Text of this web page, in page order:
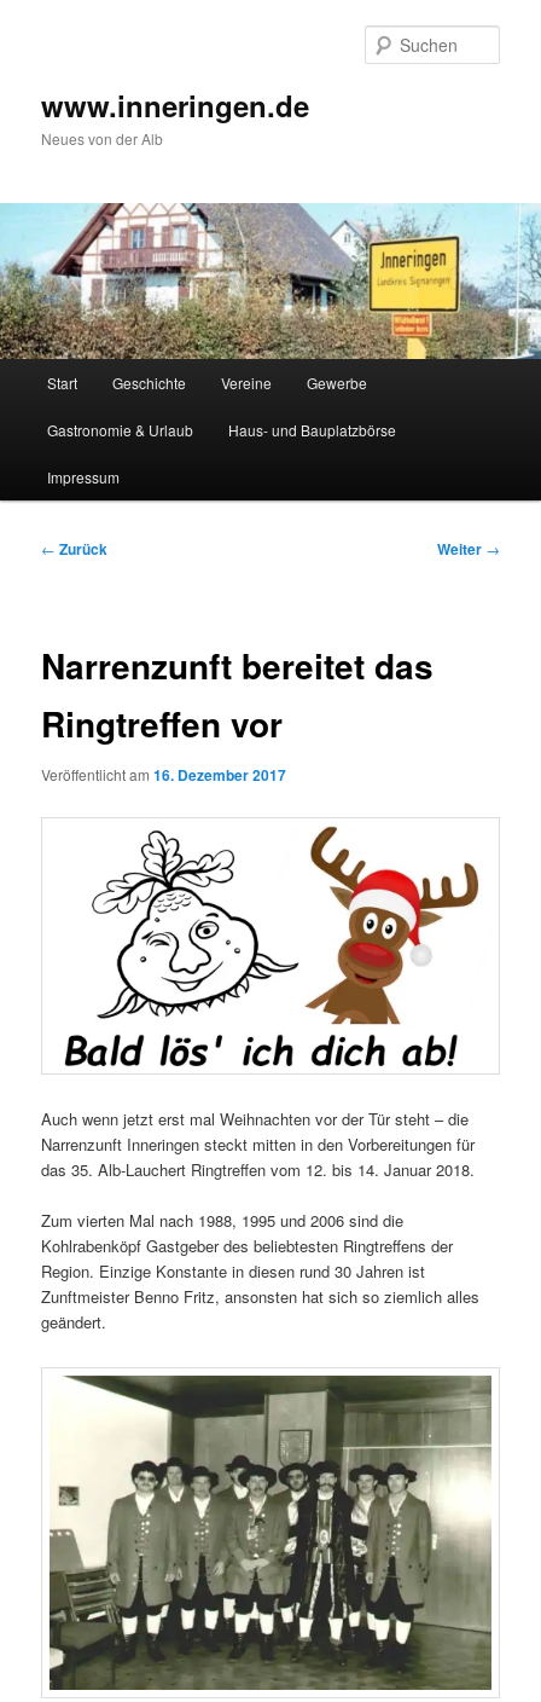
www.inneringen.de
Neues von der Alb
Start Geschichte Vereine Gewerbe
Gastronomie & Urlaub Haus- und Bauplatzbörse
Impressum
Beitragsnavigation
← Zurück Weiter →
Narrenzunft bereitet das
Ringtreffen vor
Veröffentlicht am16. Dezember 2017
Auch wenn jetzt erst mal Weihnachten vor der Tür steht – die
Narrenzunft Inneringen steckt mitten in den Vorbereitungen für
das 35. Alb-Lauchert Ringtreffen vom 12. bis 14. Januar 2018.
Zum vierten Mal nach 1988, 1995 und 2006 sind die
Kohlrabenköpf Gastgeber des beliebtesten Ringtreffens der
Region. Einzige Konstante in diesen rund 30 Jahren ist
Zunftmeister Benno Fritz, ansonsten hat sich so ziemlich alles
geändert.